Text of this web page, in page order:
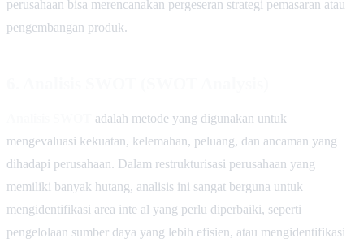
perusahaan bisa merencanakan pergeseran strategi pemasaran atau
pengembangan produk.
adalah metode yang digunakan untuk
mengevaluasi kekuatan, kelemahan, peluang, dan ancaman yang
dihadapi perusahaan. Dalam restrukturisasi perusahaan yang
memiliki banyak hutang, analisis ini sangat berguna untuk
mengidentifikasi area inte al yang perlu diperbaiki, seperti
pengelolaan sumber daya yang lebih efisien, atau mengidentifikasi